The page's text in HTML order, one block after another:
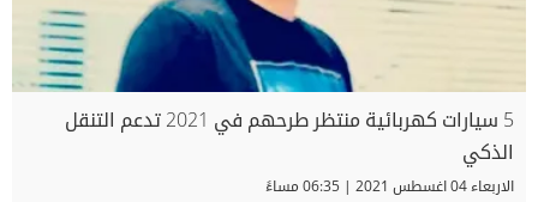
5 سيارات كهربائية منتظر طرحهم في 2021 تدعم التنقل
الذكي
الاربعاء 04 اغسطس 2021 | 06:35 مساءً